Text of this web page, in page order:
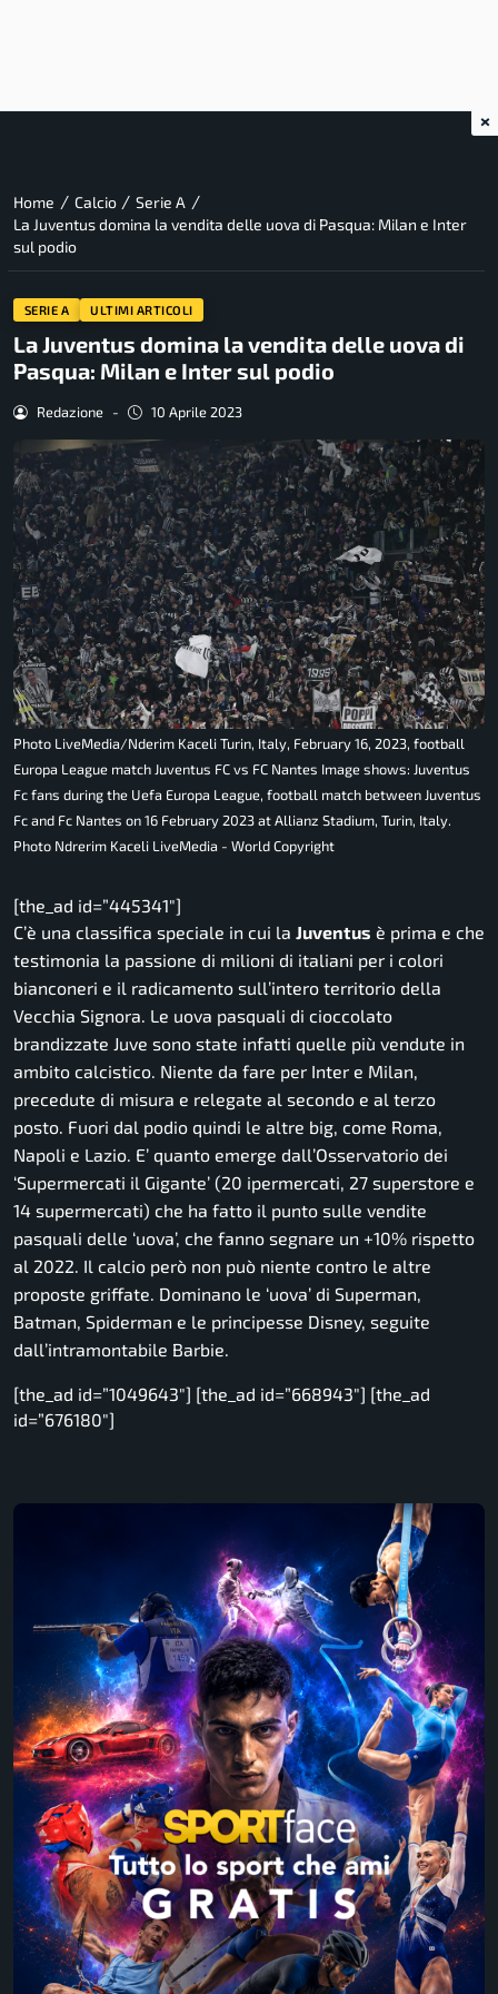
Home / Calcio / Serie A /
La Juventus domina la vendita delle uova di Pasqua: Milan e Inter
sul podio
SERIE A ULTIMI ARTICOLI
La Juventus domina la vendita delle uova di
Pasqua: Milan e Inter sul podio
Redazione - 10 Aprile 2023
Photo LiveMedia/Nderim Kaceli Turin, Italy, February 16, 2023, football
Europa League match Juventus FC vs FC Nantes Image shows: Juventus
Fc fans during the Uefa Europa League, football match between Juventus
Fc and Fc Nantes on 16 February 2023 at Allianz Stadium, Turin, Italy.
Photo Ndrerim Kaceli LiveMedia - World Copyright
[the_ad id=”445341″]
C’è una classifica speciale in cui la Juventus è prima e che
testimonia la passione di milioni di italiani per i colori
bianconeri e il radicamento sull’intero territorio della
Vecchia Signora. Le uova pasquali di cioccolato
brandizzate Juve sono state infatti quelle più vendute in
ambito calcistico. Niente da fare per Inter e Milan,
precedute di misura e relegate al secondo e al terzo
posto. Fuori dal podio quindi le altre big, come Roma,
Napoli e Lazio. E’ quanto emerge dall’Osservatorio dei
‘Supermercati il Gigante’ (20 ipermercati, 27 superstore e
14 supermercati) che ha fatto il punto sulle vendite
pasquali delle ‘uova’, che fanno segnare un +10% rispetto
al 2022. Il calcio però non può niente contro le altre
proposte griffate. Dominano le ‘uova’ di Superman,
Batman, Spiderman e le principesse Disney, seguite
dall’intramontabile Barbie.
[the_ad id=”1049643″] [the_ad id=”668943″] [the_ad
id=”676180″]
×